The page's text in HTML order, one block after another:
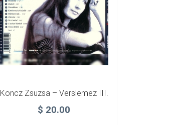
Koncz Zsuzsa – Verslemez III.
$ 20.00